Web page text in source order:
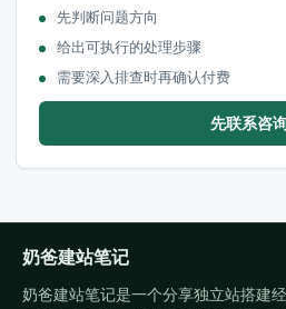
先判断问题方向
给出可执行的处理步骤
需要深入排查时再确认付费
先联系咨
奶爸建站笔记
奶爸建站笔记是一个分享独立站搭建